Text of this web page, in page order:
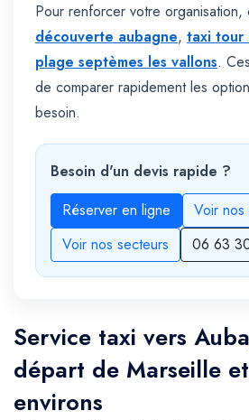
Pour renforcer votre organisation,
découverte aubagne, taxi tour
plage septèmes les vallons.
de comparer rapidement les
besoin.
Besoin d'un devis rapide ?
Réserver en ligne
Voir nos
Voir nos secteurs
06 63
Service taxi vers
départ de Marseille
environs